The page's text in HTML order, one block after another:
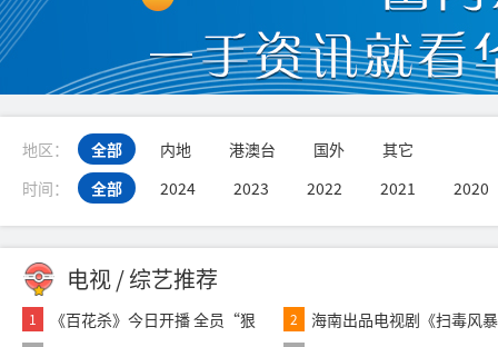
地区： 全部 内地 港澳台 国外
其它
时间：
全部 2024 2023 2022 2021 2020
电视 / 综艺推荐
1
《百花杀》今日开播 全员“狠
2
海南出品电视剧《扫毒风